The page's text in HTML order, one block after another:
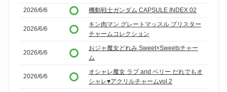
2026/6/6
機動戦士ガンダム CAPSULE INDEX 02
2026/6/6
キン肉マン グレートマッスル ブリスター
チャームコレクション
2026/6/6
おジャ魔女どれみ Sweet×Sweetsチャー
ム
2026/6/6
オシャレ魔女 ラブ and ベリー だれでもオ
シャレ♥アクリルチャームvol.2